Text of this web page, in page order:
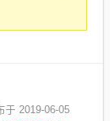
于 2019-06-05